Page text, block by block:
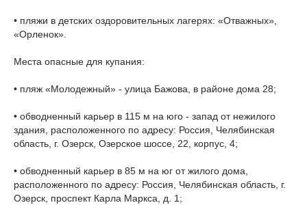
• пляжи в детских оздоровительных лагерях: «Отважных»,
«Орленок».
Места опасные для купания:
• пляж «Молодежный» - улица Бажова, в районе дома 28;
• обводненный карьер в 115 м на юго - запад от нежилого
здания, расположенного по адресу: Россия, Челябинская
область, г. Озерск, Озерское шоссе, 22, корпус, 4;
• обводненный карьер в 85 м на юг от жилого дома,
расположенного по адресу: Россия, Челябинская область, г.
Озерск, проспект Карла Маркса, д. 1;